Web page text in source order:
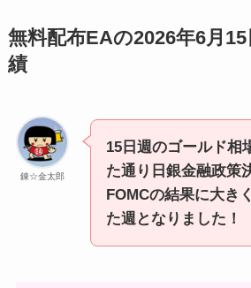
無料配布EAの2026年6月
績
錬☆金太郎
15日週のゴールド相
た通り日銀金融政策
FOMCの結果に大き
た週となりました！